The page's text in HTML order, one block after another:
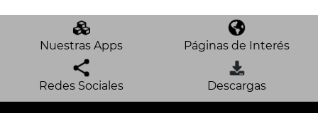
Nuestras Apps Páginas de Interés
Redes Sociales Descargas